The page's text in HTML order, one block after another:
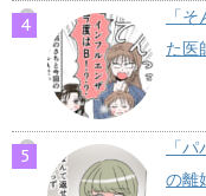
「
た医
「
の離